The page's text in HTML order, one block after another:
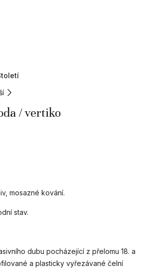
/ vertiko
mosazné kování.
stav.
dubu pocházející z přelomu 18. a
a plasticky vyřezávané čelní